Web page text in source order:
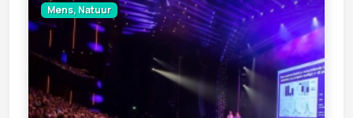
Mens, Natuur